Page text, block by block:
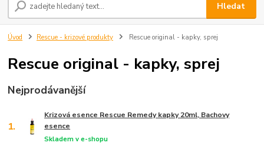
Hledat
Úvod Rescue - krizové produkty Rescue original - kapky, sprej
Rescue original - kapky, sprej
Nejprodávanější
1.
Krizová esence Rescue Remedy kapky 20ml, Bachovy
esence
Skladem v e-shopu